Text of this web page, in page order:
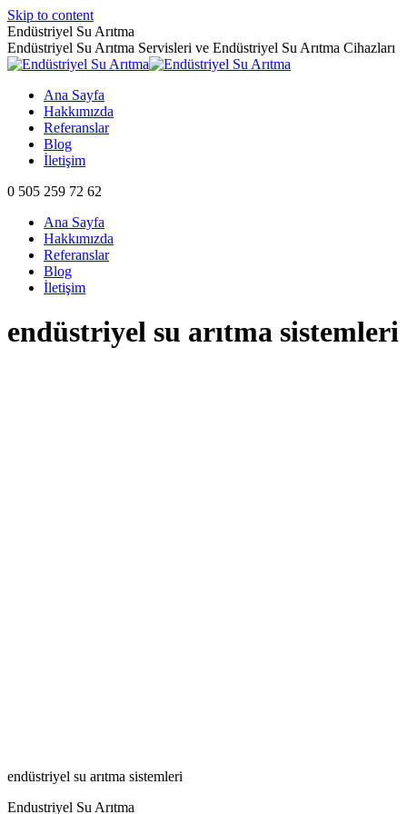
Skip to content
Endüstriyel Su Arıtma
Endüstriyel Su Arıtma Servisleri ve Endüstriyel Su Arıtma Cihazları
Ana Sayfa
Hakkımızda
Referanslar
Blog
İletişim
0 505 259 72 62
Ana Sayfa
Hakkımızda
Referanslar
Blog
İletişim
endüstriyel su arıtma sistemleri
endüstriyel su arıtma sistemleri
Endustriyel Su Arıtma